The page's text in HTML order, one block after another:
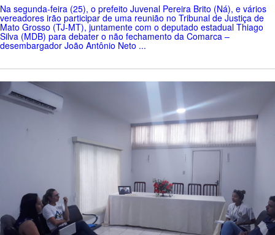
Na segunda-feira (25), o prefeito Juvenal Pereira Brito (Ná), e vários
vereadores irão participar de uma reunião no Tribunal de Justiça de
Mato Grosso (TJ-MT), juntamente com o deputado estadual Thiago
Silva (MDB) para debater o não fechamento da Comarca –
desembargador João Antônio Neto ...